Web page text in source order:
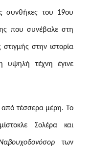
συνθήκες του 19ου
που συνέβαλε στη
στην ιστορία
υψηλή τέχνη έγινε
από τέσσερα μέρη. Το
Σολέρα και
των